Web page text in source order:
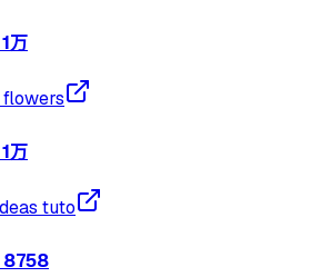
1万
flowers
1万
tuto
8758